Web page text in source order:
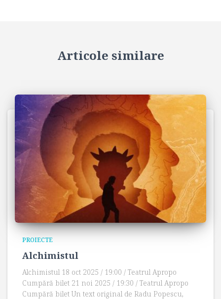
Articole similare
PROIECTE
Alchimistul
Alchimistul 18 oct 2025 / 19:00 / Teatrul Apropo
Cumpără bilet 21 noi 2025 / 19:30 / Teatrul Apropo
Cumpără bilet Un text original de Radu Popescu,